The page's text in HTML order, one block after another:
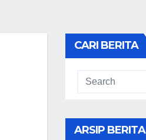
CARI BERITA
ARSIP BERITA